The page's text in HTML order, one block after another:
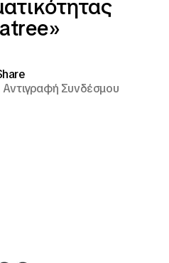
Αντιγραφή Συνδέσμου